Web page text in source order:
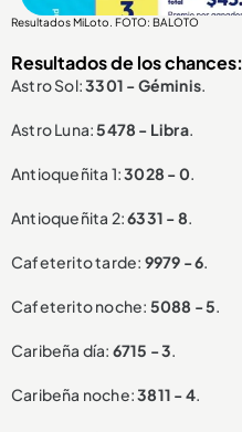
Resultados MiLoto. FOTO: BALOTO
Resultados de los chances:
Astro Sol:3301 - Géminis.
Astro Luna:5478 - Libra.
Antioqueñita 1:3028 - 0.
Antioqueñita 2:6331 - 8.
Cafeterito tarde: 9979 - 6.
Cafeterito noche: 5088 - 5.
Caribeña día: 6715 - 3.
Caribeña noche:3811 - 4.